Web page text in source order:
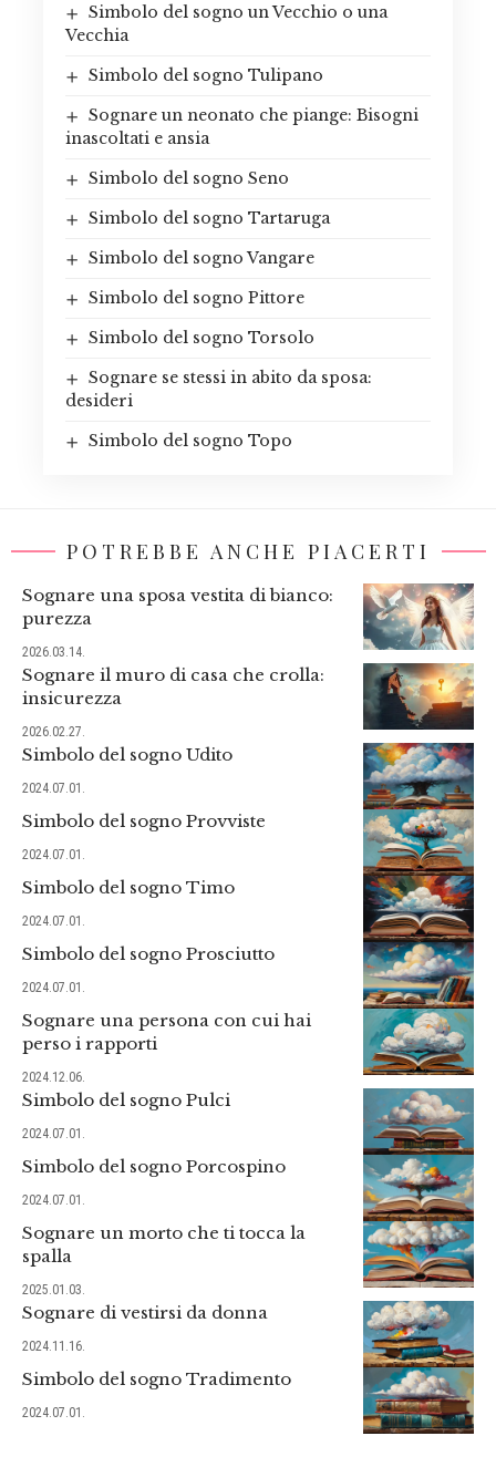
Simbolo del sogno un Vecchio o una
Vecchia
Simbolo del sogno Tulipano
Sognare un neonato che piange: Bisogni
inascoltati e ansia
Simbolo del sogno Seno
Simbolo del sogno Tartaruga
Simbolo del sogno Vangare
Simbolo del sogno Pittore
Simbolo del sogno Torsolo
Sognare se stessi in abito da sposa:
desideri
Simbolo del sogno Topo
POTREBBE ANCHE PIACERTI
Sognare una sposa vestita di bianco:
purezza
2026.03.14.
Sognare il muro di casa che crolla:
insicurezza
2026.02.27.
Simbolo del sogno Udito
2024.07.01.
Simbolo del sogno Provviste
2024.07.01.
Simbolo del sogno Timo
2024.07.01.
Simbolo del sogno Prosciutto
2024.07.01.
Sognare una persona con cui hai
perso i rapporti
2024.12.06.
Simbolo del sogno Pulci
2024.07.01.
Simbolo del sogno Porcospino
2024.07.01.
Sognare un morto che ti tocca la
spalla
2025.01.03.
Sognare di vestirsi da donna
2024.11.16.
Simbolo del sogno Tradimento
2024.07.01.